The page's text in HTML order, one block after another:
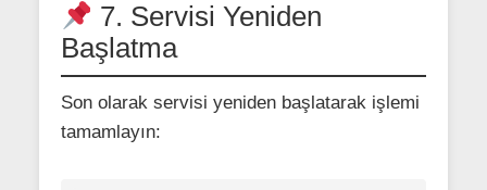
7. Servisi Yeniden
Başlatma
Son olarak servisi yeniden başlatarak işlemi
tamamlayın: